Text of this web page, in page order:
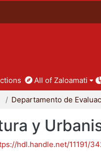
All of Zaloamati
y
hdl.handle.net/11191/